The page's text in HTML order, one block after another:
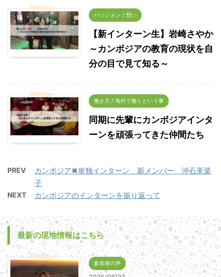
パッション / 想い
【新インターン生】岩崎さやか
～カンボジアの教育の現状を自
分の目で見て知る～
働き方 / 海外で働くという事
同期に先輩にカンボジアインタ
ーンを頑張ってきた仲間たち
PREV
カンボジア✖単独インターン 新メンバー 沖石美菜
子
NEXT カンボジアのインターンを振り返って
最新の現地情報はこちら
参加者の声